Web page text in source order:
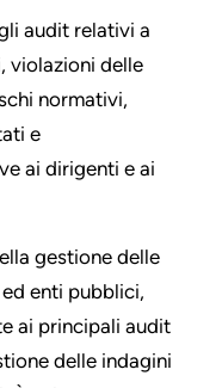
audit relativi a
violazioni delle
normativi,
e
ai dirigenti e ai
gestione delle
enti pubblici,
ai principali audit
delle indagini